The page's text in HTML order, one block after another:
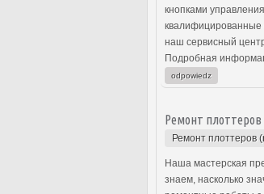
кнопками
квалифицированные
наш сервисный
Подробная
odpowiedz
Ремонт плоттеров
Ремонт плоттеров
Наша мастерская
знаем, насколько